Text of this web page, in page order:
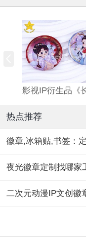
热点推荐